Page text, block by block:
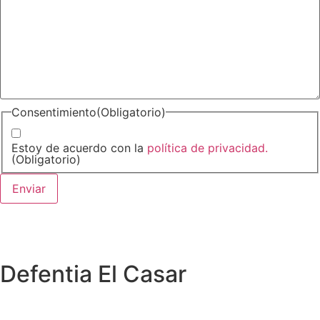
Consentimiento(Obligatorio)
Estoy de acuerdo con la política de privacidad.
(Obligatorio)
Defentia El Casar